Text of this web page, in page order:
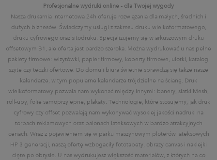
Profesjonalne wydruki online - dla Twojej wygody
Nasza drukarnia internetowa 24h oferuje rozwiązania dla małych, średnich i
dużych biznesów. Świadczymy usługi z zakresu druku wielkoformatowego,
druku cyfrowego oraz sitodruku. Specjalizujemy się w arkuszowym druku
offsetowym B1, ale oferta jest bardzo szeroka. Można wydrukować u nas pełne
pakiety firmowe: wizytówki, papier firmowy, koperty firmowe, ulotki, katalogi
szyte czy teczki ofertowe. Do domu i biura świetnie sprawdzą się także nasze
kalendarze, w tym popularne kalendarze trójdzielne na ścianę. Druk
wielkoformatowy pozwala nam wykonać między innymi: banery, siatki Mesh,
roll-upy, folie samoprzylepne, plakaty. Technologie, które stosujemy, jak druk
cyfrowy czy offset pozwalają nam wykonywać wysokiej jakości nadruki na
torbach reklamowych oraz balonach lateksowych w bardzo atrakcyjnych
cenach. Wraz z pojawieniem się w parku maszynowym ploterów lateksowych
HP 3 generacji, naszą ofertę wzbogaciły fototapety, obrazy canvas i naklejki
cięte po obrysie. U nas wydrukujesz większość materiałów, z których na co